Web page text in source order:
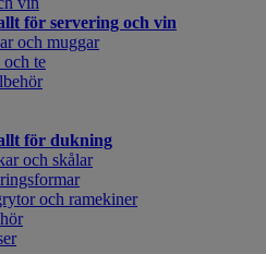
för servering och vin
och muggar
te
för dukning
och skålar
och ramekiner